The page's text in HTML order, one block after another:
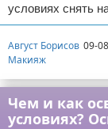
условиях снять
Август Борисов 09-
Макияж
Чем и как
условиях?